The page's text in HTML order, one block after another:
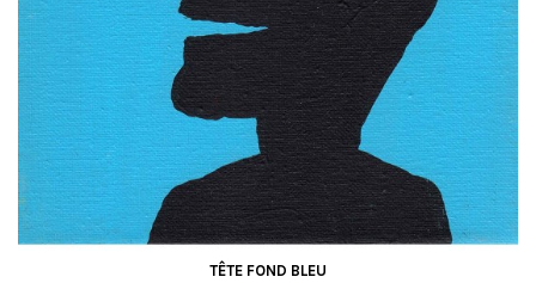
TÊTE FOND BLEU